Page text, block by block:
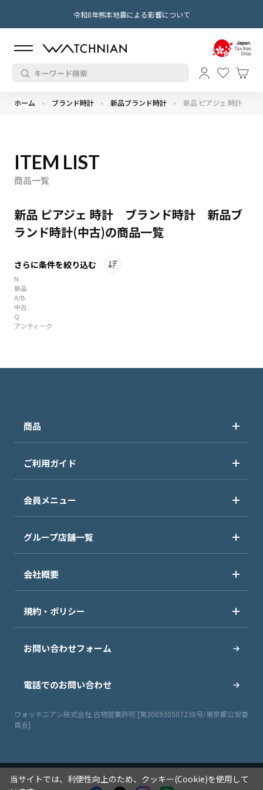
令和8年熊本地震による影響について
ホーム ブランド時計 新品ブランド時計 新品 ピアジェ 時計
ITEM LIST
商品一覧
新品 ピアジェ 時計 ブランド時計 新品ブ
ランド時計(中古)の商品一覧
さらに条件を絞り込む
N
新品
A/B
中古
Q
アンティーク
商品
ご利用ガイド
会員メニュー
グループ店舗一覧
会社概要
規約・ポリシー
お問い合わせフォーム
電話でのお問い合わせ
ウォッチニアン株式会社 古物営業許可 [第308930507238号/東京都公安委
員会]
当サイトでは、利便性向上のため、クッキー(Cookie)を使用して